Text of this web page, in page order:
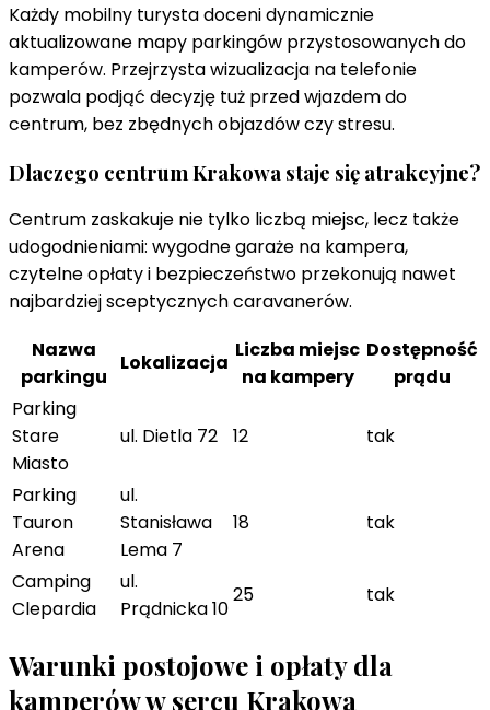
Każdy mobilny turysta doceni dynamicznie
aktualizowane mapy parkingów przystosowanych do
kamperów. Przejrzysta wizualizacja na telefonie
pozwala podjąć decyzję tuż przed wjazdem do
centrum, bez zbędnych objazdów czy stresu.
Dlaczego centrum Krakowa staje się atrakcyjne?
Centrum zaskakuje nie tylko liczbą miejsc, lecz także
udogodnieniami: wygodne garaże na kampera,
czytelne opłaty i bezpieczeństwo przekonują nawet
najbardziej sceptycznych caravanerów.
Nazwa
parkingu
Lokalizacja
Liczba miejsc
na kampery
Dostępność
prądu
Parking
Stare
Miasto
ul. Dietla 72 12 tak
Parking
Tauron
Arena
ul.
Stanisława
Lema 7
18 tak
Camping
Clepardia
ul.
Prądnicka 10
25 tak
Warunki postojowe i opłaty dla
kamperów w sercu Krakowa